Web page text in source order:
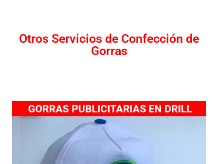
Otros Servicios de Confección de
Gorras